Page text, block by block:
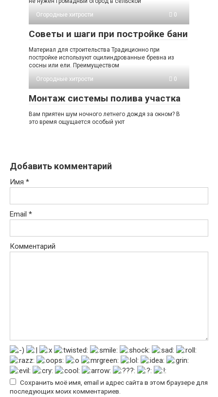
Огородные хитрости
0
Советы и шаги при постройке бани
Материал для строительства Традиционно при
постройке используют оцилиндрованные бревна из
сосны или ели. Преимуществом
Огородные хитрости
0
Монтаж системы полива участка
Вам приятен шум ночного летнего дождя за окном? В
это время ощущается особый уют
Добавить комментарий
Имя *
Email *
Комментарий
Сохранить моё имя, email и адрес сайта в этом браузере для
последующих моих комментариев.